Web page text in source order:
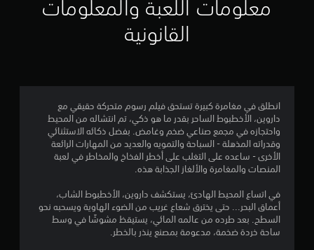
و
ن
إ
ج
م
ا
ل
معلومات اللعبة والمعلومات
القانونية
انطلق في مغامرة كبيرة تستحق فيلم رسوم متحركة حقيقي مع
داروين، الأخطبوط الساحر بقدر ما هو ذكي، تم انتشاله من المحيط
واحتجازه في مجمع صناعي ضخم وغامض. بفضل ذكائه الاستثنائي
وقدراته المذهلة - السباحة والتمويه والعديد من المهارات الرائعة
الأخرى - ساعده على التغلب على أخطر الفخاخ والمخاطر في لعبة
المنصات والمغامرة والألغاز الجذابة هذه.
في اتساع المحيط الهادئ، يستكشف داروين، الأخطبوط الشاب،
أعماق البحر... حتى يخترق شعاع غريب من الضوء الهاوية ويسحبه نحو
السطح. بعد طرده من عالمه المائي، يستيقظ مشوشًا في وسط
ساحة خردة ضخمة، مدعومة بمصنع ينذر بالخطر.